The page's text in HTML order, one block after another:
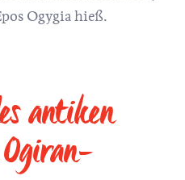
Ogygia hieß.
antiken